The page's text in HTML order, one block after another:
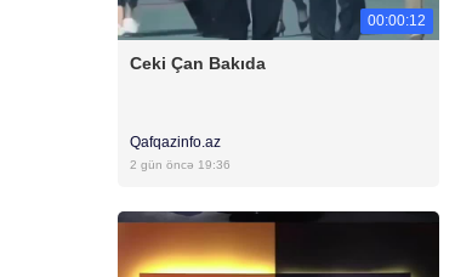
00:00:12
Ceki Çan Bakıda
Qafqazinfo.az
2 gün öncə 19:36